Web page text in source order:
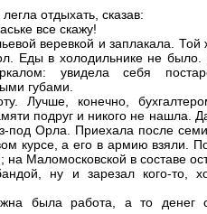
отдыхать, сказав:
все скажу!
веревкой и заплакала. Той
Еды в холодильнике не было.
увидела себя
губами.
Лучше, конечно,
подруг и никого не нашла.
под Орла. Приехала после
курсе, а его в армию взяли.
Маломосковской в составе
ну и зарезал кого-то,
была работа, а то денег